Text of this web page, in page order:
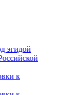
эгидой
к